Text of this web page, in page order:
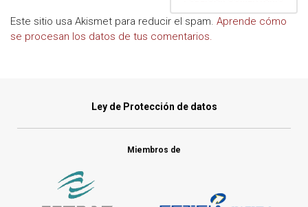
Este sitio usa Akismet para reducir el spam. Aprende cómo
se procesan los datos de tus comentarios.
Ley de Protección de datos
Miembros de